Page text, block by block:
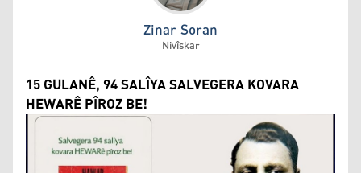
Zinar Soran
Zinar Soran
Nivîskar
15 GULANÊ, 94 SALÎYA SALVEGERA KOVARA
HEWARÊ PÎROZ BE!